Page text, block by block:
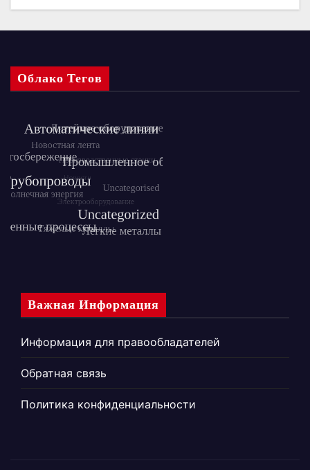
Облако Тегов
Важная Информация
Информация для правообладателей
Обратная связь
Политика конфиденциальности